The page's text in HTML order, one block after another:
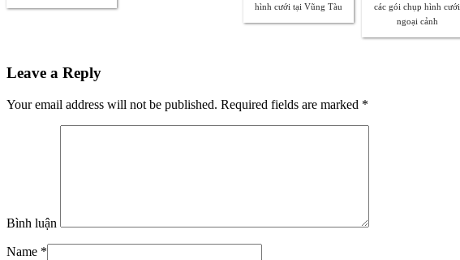
hình cưới tại Vũng Tàu
các gói chụp hình cưới
ngoại cảnh
Leave a Reply
Your email address will not be published. Required fields are marked *
Bình luận
Name *